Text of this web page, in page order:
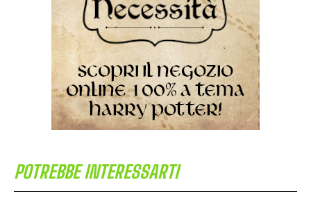
POTREBBE INTERESSARTI